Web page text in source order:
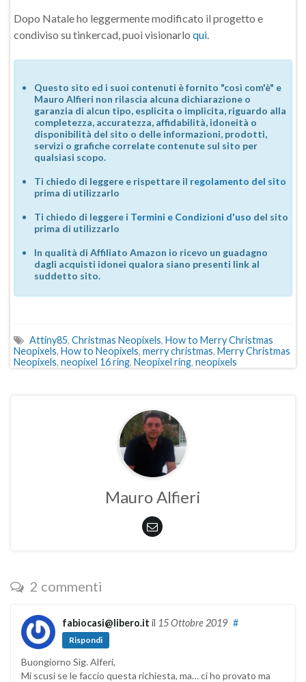
Dopo Natale ho leggermente modificato il progetto e
condiviso su tinkercad, puoi visionarlo qui
Questo sito ed i suoi contenuti è fornito "così com'è" e
Mauro Alfieri non rilascia alcuna dichiarazione o
garanzia di alcun tipo, esplicita o implicita, riguardo alla
completezza, accuratezza, affidabilità, idoneità o
disponibilità del sito o delle informazioni, prodotti,
servizi o grafiche correlate contenute sul sito per
qualsiasi scopo.
Ti chiedo di leggere e rispettare il regolamento del sito
prima di utilizzarlo
Ti chiedo di leggere i Termini e Condizioni d'uso del sito
prima di utilizzarlo
In qualità di Affiliato Amazon io ricevo un guadagno
dagli acquisti idonei qualora siano presenti link al
suddetto sito.
Attiny85, Christmas Neopixels, How to Merry Christmas
Neopixels, How to Neopixels, merry christmas, Merry Christmas
Neopixels, neopixel 16 ring, Neopixel ring, neopixels
Mauro Alfieri
2 commenti
fabiocasi@libero.it il 15 Ottobre 2019 #
Rispondi
Buongiorno Sig. Alferi,
Mi scusi se le faccio questa richiesta, ma… ci ho provato ma